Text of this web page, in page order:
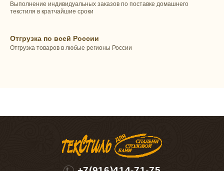
Выполнение индивидуальных заказов по поставке домашнего
текстиля в кратчайшие сроки
Отгрузка по всей России
Отгрузка товаров в любые регионы России